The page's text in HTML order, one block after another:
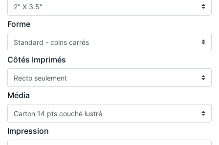
Forme
Côtés Imprimés
Média
Impression